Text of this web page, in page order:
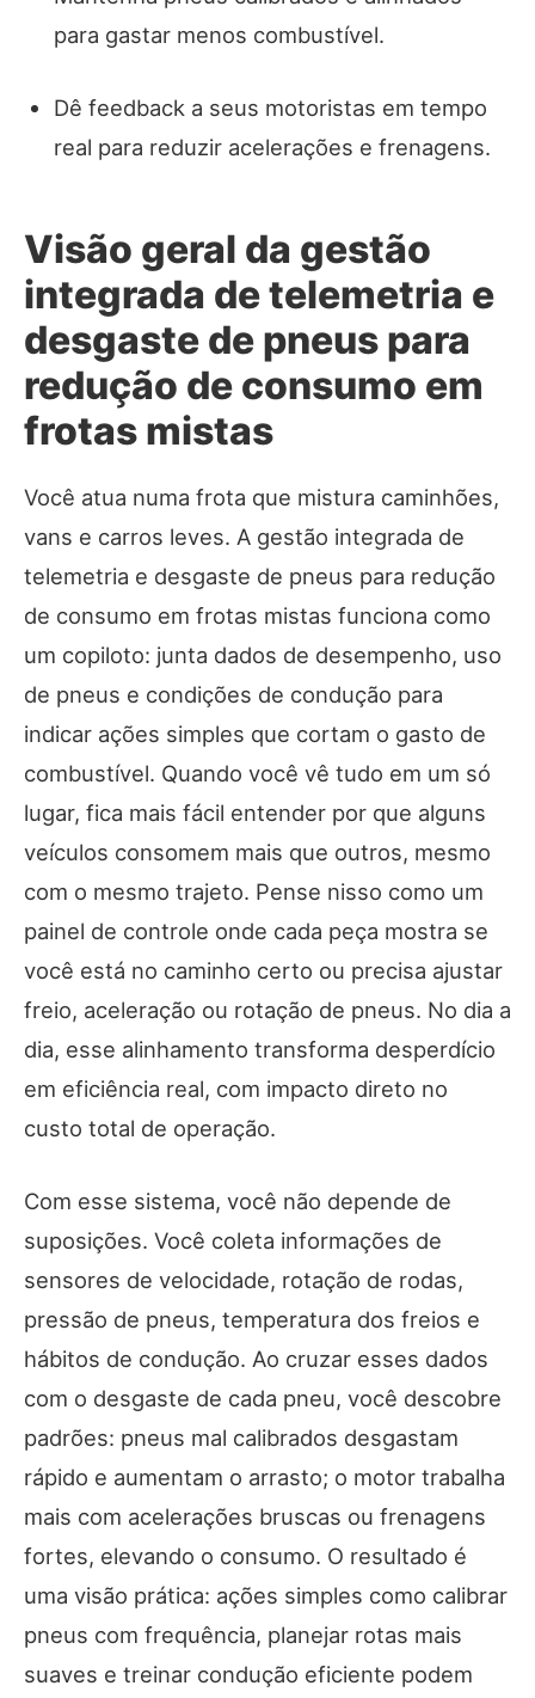
para gastar menos combustível.
Dê feedback a seus motoristas em tempo
real para reduzir acelerações e frenagens.
Visão geral da gestão
integrada de telemetria e
desgaste de pneus para
redução de consumo em
frotas mistas
Você atua numa frota que mistura caminhões,
vans e carros leves. A gestão integrada de
telemetria e desgaste de pneus para redução
de consumo em frotas mistas funciona como
um copiloto: junta dados de desempenho, uso
de pneus e condições de condução para
indicar ações simples que cortam o gasto de
combustível. Quando você vê tudo em um só
lugar, fica mais fácil entender por que alguns
veículos consomem mais que outros, mesmo
com o mesmo trajeto. Pense nisso como um
painel de controle onde cada peça mostra se
você está no caminho certo ou precisa ajustar
freio, aceleração ou rotação de pneus. No dia a
dia, esse alinhamento transforma desperdício
em eficiência real, com impacto direto no
custo total de operação.
Com esse sistema, você não depende de
suposições. Você coleta informações de
sensores de velocidade, rotação de rodas,
pressão de pneus, temperatura dos freios e
hábitos de condução. Ao cruzar esses dados
com o desgaste de cada pneu, você descobre
padrões: pneus mal calibrados desgastam
rápido e aumentam o arrasto; o motor trabalha
mais com acelerações bruscas ou frenagens
fortes, elevando o consumo. O resultado é
uma visão prática: ações simples como calibrar
pneus com frequência, planejar rotas mais
suaves e treinar condução eficiente podem